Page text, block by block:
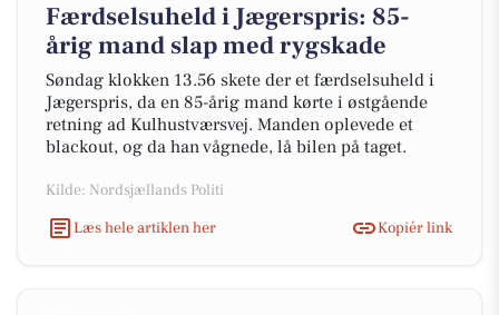
Færdselsuheld i Jægerspris: 85-
årig mand slap med rygskade
Søndag klokken 13.56 skete der et færdselsuheld i
Jægerspris, da en 85-årig mand kørte i østgående
retning ad Kulhustværsvej. Manden oplevede et
blackout, og da han vågnede, lå bilen på taget.
Kilde: Nordsjællands Politi
Læs hele artiklen her
Kopiér link